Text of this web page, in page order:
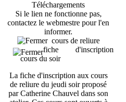
Téléchargements
Si le lien ne fonctionne pas,
contactez le webmestre pour l'en
informer.
cours de reliure
fiche d'inscription
cours du soir
La fiche d'inscription aux cours
de reliure du jeudi soir proposé
par Catherine Chauvel dans son